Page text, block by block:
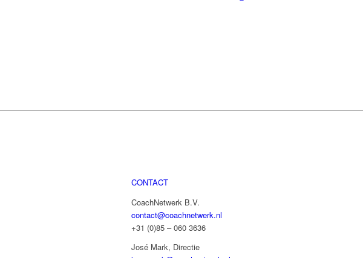
CONTACT
CoachNetwerk B.V.
contact@coachnetwerk.nl
+31 (0)85 – 060 3636
José Mark, Directie